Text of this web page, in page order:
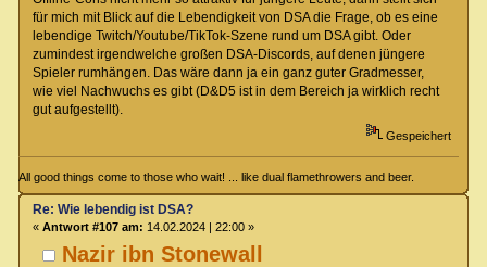
für mich mit Blick auf die Lebendigkeit von DSA die Frage, ob es eine
lebendige Twitch/Youtube/TikTok-Szene rund um DSA gibt. Oder
zumindest irgendwelche großen DSA-Discords, auf denen jüngere
Spieler rumhängen. Das wäre dann ja ein ganz guter Gradmesser,
wie viel Nachwuchs es gibt (D&D5 ist in dem Bereich ja wirklich recht
gut aufgestellt).
Gespeichert
All good things come to those who wait! ... like dual flamethrowers and beer.
Nazir ibn Stonewall
Re: Wie lebendig ist DSA?
« Antwort #107 am: 14.02.2024 | 22:00 »